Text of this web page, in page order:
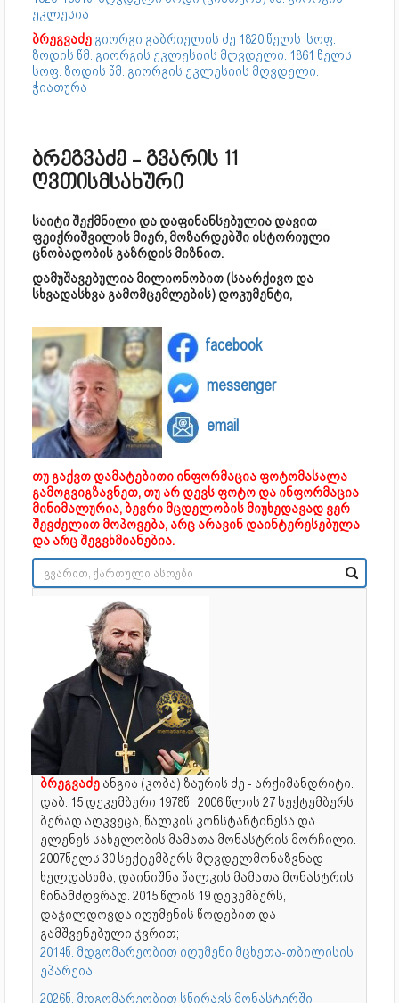
ეკლესია
ბრეგვაძე გიორგი გაბრიელის ძე 1820 წელს სოფ.
ზოდის წმ. გიორგის ეკლესიის მღვდელი. 1861 წელს
სოფ. ზოდის წმ. გიორგის ეკლესიის მღვდელი.
ჭიათურა
ბრეგვაძე - გვარის 11
ღვთისმსახური
საიტი შექმნილი და დაფინანსებულია დავით
ფეიქრიშვილის მიერ, მოზარდებში ისტორიული
ცნობადობის გაზრდის მიზნით.
დამუშავებულია მილიონობით (საარქივო და
სხვადასხვა გამომცემლების) დოკუმენტი,
facebook
messenger
email
თუ გაქვთ დამატებითი ინფორმაცია ფოტომასალა
გამოგვიგზავნეთ, თუ არ დევს ფოტო და ინფორმაცია
მინიმალურია, ბევრი მცდელობის მიუხედავად ვერ
შევძელით მოპოვება, არც არავინ დაინტერესებულა
და არც შეგვხმიანებია.
ბრეგვაძე ანგია (კობა) ზაურის ძე - არქიმანდრიტი.
დაბ. 15 დეკემბერი 1978წ. 2006 წლის 27 სექტემბერს
ბერად აღკვეცა, წალკის კონსტანტინესა და
ელენეს სახელობის მამათა მონასტრის მორჩილი.
2007წელს 30 სექტემბერს მღვდელმონაზვნად
ხელდასხმა, დაინიშნა წალკის მამათა მონასტრის
წინამძღვრად. 2015 წლის 19 დეკემბერს,
დაჯილდოვდა იღუმენის წოდებით და
გამშვენებული ჯვრით;
2014წ. მდგომარეობით იღუმენი მცხეთა-თბილისის
ეპარქია
2026წ. მდგომარეობით სწირავს მონასტერში